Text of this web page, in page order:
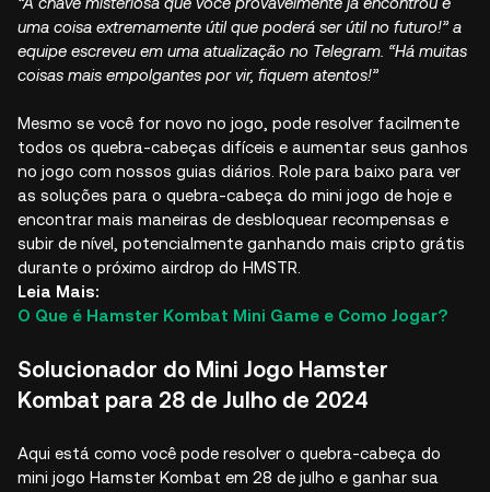
uma coisa extremamente útil que poderá ser útil no futuro!” a
equipe escreveu em uma atualização no Telegram. “Há muitas
coisas mais empolgantes por vir, fiquem atentos!”
Mesmo se você for novo no jogo, pode resolver facilmente
todos os quebra-cabeças difíceis e aumentar seus ganhos
no jogo com nossos guias diários. Role para baixo para ver
as soluções para o quebra-cabeça do mini jogo de hoje e
encontrar mais maneiras de desbloquear recompensas e
subir de nível, potencialmente ganhando mais cripto grátis
durante o próximo airdrop do HMSTR.
Leia Mais:
O Que é Hamster Kombat Mini Game e Como Jogar?
Solucionador do Mini Jogo Hamster
Kombat para 28 de Julho de 2024
Aqui está como você pode resolver o quebra-cabeça do
mini jogo Hamster Kombat em 28 de julho e ganhar sua